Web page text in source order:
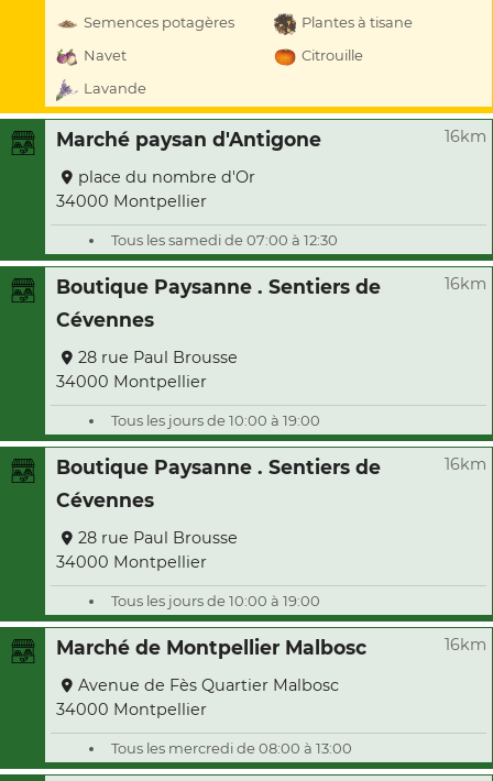
Semences potagères
Plantes à tisane
Navet
Citrouille
Lavande
Marché paysan d'Antigone 16km
place du nombre d'Or
34000 Montpellier
Tous les samedi de 07:00 à 12:30
Boutique Paysanne . Sentiers de
Cévennes
16km
28 rue Paul Brousse
34000 Montpellier
Tous les jours de 10:00 à 19:00
Boutique Paysanne . Sentiers de
Cévennes
16km
28 rue Paul Brousse
34000 Montpellier
Tous les jours de 10:00 à 19:00
Marché de Montpellier Malbosc 16km
Avenue de Fès Quartier Malbosc
34000 Montpellier
Tous les mercredi de 08:00 à 13:00